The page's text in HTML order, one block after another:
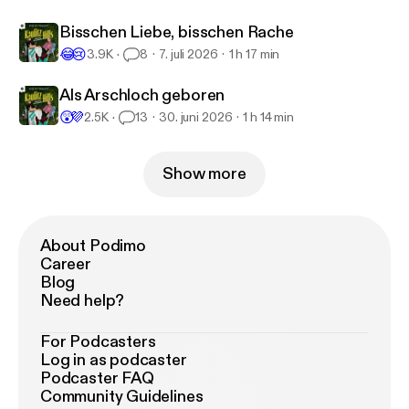
Bisschen Liebe, bisschen Rache
😂😢3.9K 8 7. juli 2026 1 h 17 min
Als Arschloch geboren
😲💜2.5K 13 30. juni 2026 1 h 14 min
Show more
About Podimo
Career
Blog
Need help?
For Podcasters
Log in as podcaster
Podcaster FAQ
Community Guidelines